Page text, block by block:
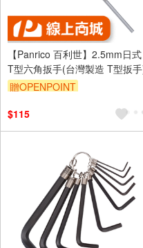
【Panrico 百利世】2.5mm日式
T型六角扳手(台灣製造 T型扳
贈OPENPOINT
$115